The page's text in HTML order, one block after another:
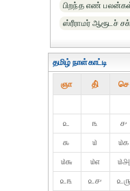
பிறந்த எண்
ஸ்ரீராமர் ஆரூடச்
தமிழ் நாள்காட்டி
ஞா தி் செ
௨
௩ ௪
௯
௰ ௰௧
௰௬
௰௭ ௰௮
௨௩
௨௪ ௨௫